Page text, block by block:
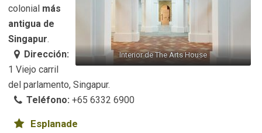
Interior de The Arts House
colonial más
antigua de
Singapur.
Dirección:
1 Viejo carril
del parlamento, Singapur.
Teléfono: +65 6332 6900
Esplanade